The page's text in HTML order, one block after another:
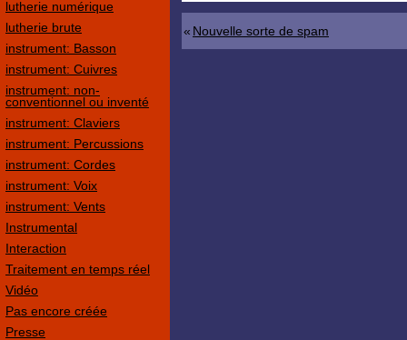
« Nouvelle sorte de spam
lutherie numérique
lutherie brute
instrument: Basson
instrument: Cuivres
instrument: non-
conventionnel ou inventé
instrument: Claviers
instrument: Percussions
instrument: Cordes
instrument: Voix
instrument: Vents
Instrumental
Interaction
Traitement en temps réel
Vidéo
Pas encore créée
Presse